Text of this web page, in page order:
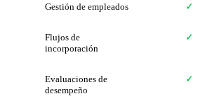
Gestión de empleados ✓
Flujos de
incorporación
✓
Evaluaciones de
desempeño
✓